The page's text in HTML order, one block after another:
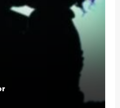
gripe espanhola mudou o